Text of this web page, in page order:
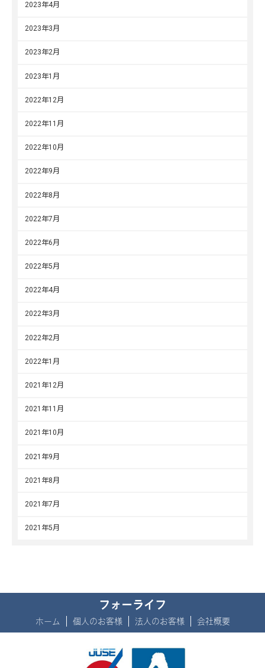
2023年4月
2023年3月
2023年2月
2023年1月
2022年12月
2022年11月
2022年10月
2022年9月
2022年8月
2022年7月
2022年6月
2022年5月
2022年4月
2022年3月
2022年2月
2022年1月
2021年12月
2021年11月
2021年10月
2021年9月
2021年8月
2021年7月
2021年5月
フォーライフ
ホーム 個人のお客様 法人のお客様 会社概要